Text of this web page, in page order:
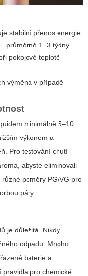
stabilní přenos energie.
průměrně 1–3 týdny.
pokojové teplotě
výměna v případě
minimálně 5–10
výkonem a
Pro testování chutí
abyste eliminovali
poměry PG/VG pro
páry.
je důležitá. Nikdy
odpadu. Mnoho
baterie a
pravidla pro chemické